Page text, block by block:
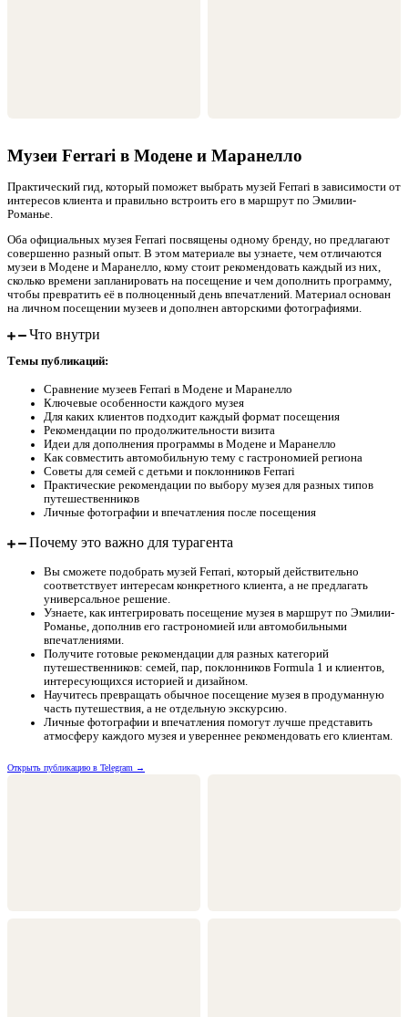
Музеи Ferrari в Модене и Маранелло
Практический гид, который поможет выбрать музей Ferrari в зависимости от
интересов клиента и правильно встроить его в маршрут по Эмилии-
Романье.
Оба официальных музея Ferrari посвящены одному бренду, но предлагают
совершенно разный опыт. В этом материале вы узнаете, чем отличаются
музеи в Модене и Маранелло, кому стоит рекомендовать каждый из них,
сколько времени запланировать на посещение и чем дополнить программу,
чтобы превратить её в полноценный день впечатлений. Материал основан
на личном посещении музеев и дополнен авторскими фотографиями.
Что внутри
Темы публикаций:
Сравнение музеев Ferrari в Модене и Маранелло
Ключевые особенности каждого музея
Для каких клиентов подходит каждый формат посещения
Рекомендации по продолжительности визита
Идеи для дополнения программы в Модене и Маранелло
Как совместить автомобильную тему с гастрономией региона
Советы для семей с детьми и поклонников Ferrari
Практические рекомендации по выбору музея для разных типов
путешественников
Личные фотографии и впечатления после посещения
Почему это важно для турагента
Вы сможете подобрать музей Ferrari, который действительно
соответствует интересам конкретного клиента, а не предлагать
универсальное решение.
Узнаете, как интегрировать посещение музея в маршрут по Эмилии-
Романье, дополнив его гастрономией или автомобильными
впечатлениями.
Получите готовые рекомендации для разных категорий
путешественников: семей, пар, поклонников Formula 1 и клиентов,
интересующихся историей и дизайном.
Научитесь превращать обычное посещение музея в продуманную
часть путешествия, а не отдельную экскурсию.
Личные фотографии и впечатления помогут лучше представить
атмосферу каждого музея и увереннее рекомендовать его клиентам.
Открыть публикацию в Telegram →